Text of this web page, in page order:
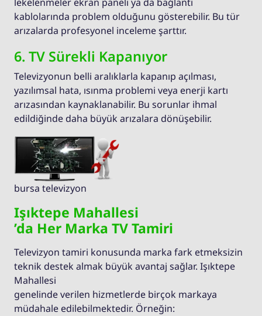
lekelenmeler ekran paneli ya da bağlantı
kablolarında problem olduğunu gösterebilir. Bu tür
arızalarda profesyonel inceleme şarttır.
6. TV Sürekli Kapanıyor
Televizyonun belli aralıklarla kapanıp açılması,
yazılımsal hata, ısınma problemi veya enerji kartı
arızasından kaynaklanabilir. Bu sorunlar ihmal
edildiğinde daha büyük arızalara dönüşebilir.
bursa televizyon
Işıktepe Mahallesi
’da Her Marka TV Tamiri
Televizyon tamiri konusunda marka fark etmeksizin
teknik destek almak büyük avantaj sağlar. Işıktepe
Mahallesi
genelinde verilen hizmetlerde birçok markaya
müdahale edilebilmektedir. Örneğin: